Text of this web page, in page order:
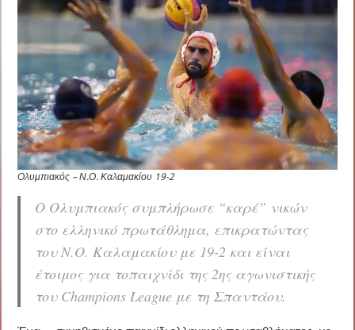
Ολυμπιακός – Ν.Ο. Καλαμακίου 19-2
Ο Ολυμπιακός συμπλήρωσε “καρέ” νικών
στο ελληνικό πρωτάθλημα, επικρατώντας
του Ν.Ο. Καλαμακίου με 19-2 και είναι
έτοιμος για τοπαιχνίδι της 2ης αγωνιστικής
του Champions League με τη Σπαντάου.